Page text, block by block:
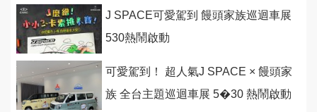
J SPACE可愛駕到 饅頭家族巡迴車展
530熱鬧啟動
可愛駕到！ 超人氣J SPACE × 饅頭家
族 全台主題巡迴車展 5�30 熱鬧啟動